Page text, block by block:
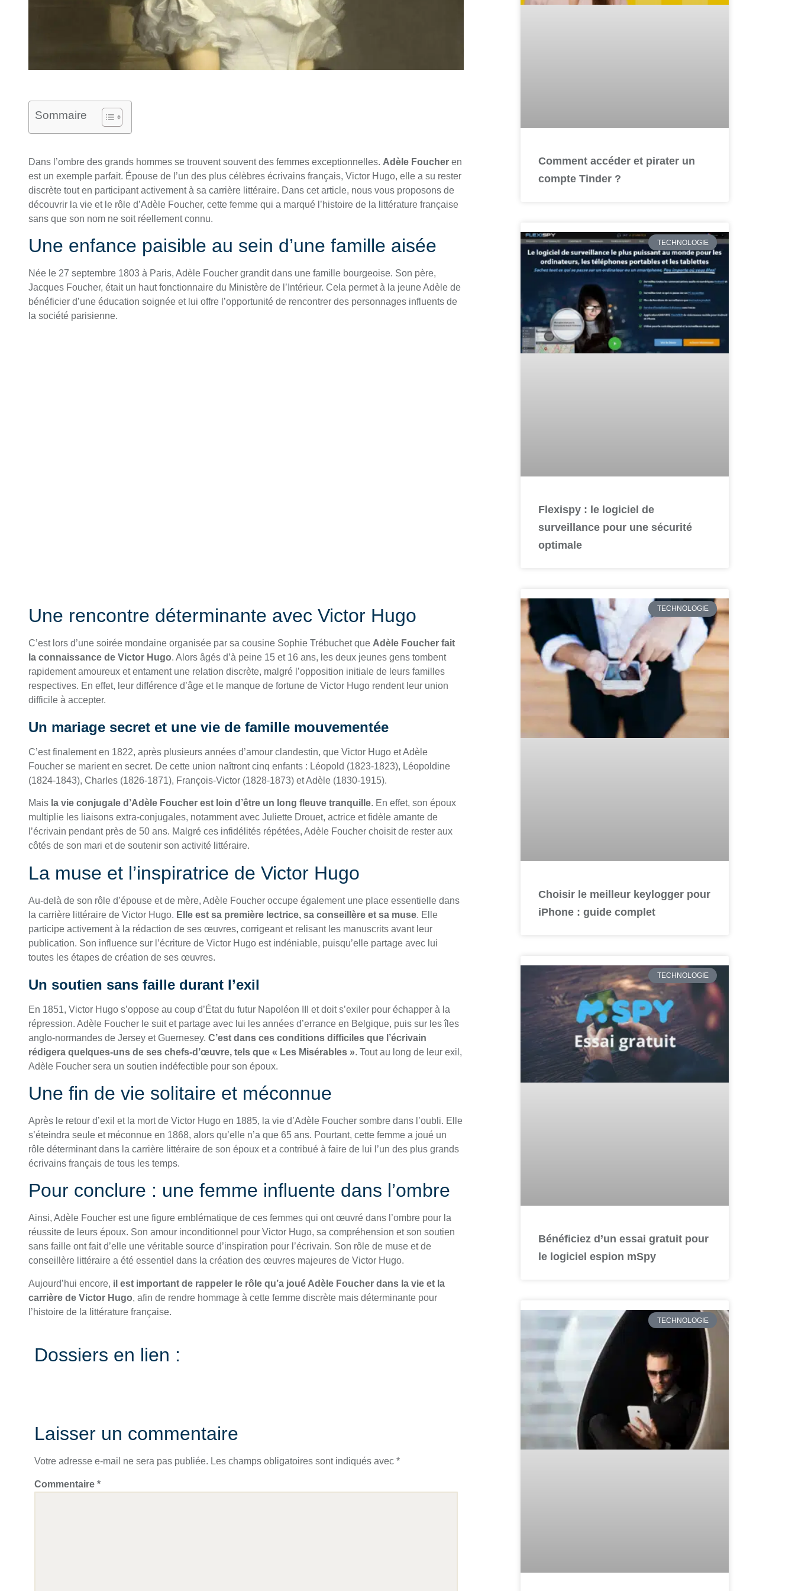
Sommaire
Dans l’ombre des grands hommes se trouvent souvent des femmes exceptionnelles. Adèle Foucher en
est un exemple parfait. Épouse de l’un des plus célèbres écrivains français, Victor Hugo, elle a su rester
discrète tout en participant activement à sa carrière littéraire. Dans cet article, nous vous proposons de
découvrir la vie et le rôle d’Adèle Foucher, cette femme qui a marqué l’histoire de la littérature française
sans que son nom ne soit réellement connu.
Une enfance paisible au sein d’une famille aisée
Née le 27 septembre 1803 à Paris, Adèle Foucher grandit dans une famille bourgeoise. Son père,
Jacques Foucher, était un haut fonctionnaire du Ministère de l’Intérieur. Cela permet à la jeune Adèle de
bénéficier d’une éducation soignée et lui offre l’opportunité de rencontrer des personnages influents de
la société parisienne.
Une rencontre déterminante avec Victor Hugo
C’est lors d’une soirée mondaine organisée par sa cousine Sophie Trébuchet que Adèle Foucher fait
la connaissance de Victor Hugo. Alors âgés d’à peine 15 et 16 ans, les deux jeunes gens tombent
rapidement amoureux et entament une relation discrète, malgré l’opposition initiale de leurs familles
respectives. En effet, leur différence d’âge et le manque de fortune de Victor Hugo rendent leur union
difficile à accepter.
Un mariage secret et une vie de famille mouvementée
C’est finalement en 1822, après plusieurs années d’amour clandestin, que Victor Hugo et Adèle
Foucher se marient en secret. De cette union naîtront cinq enfants : Léopold (1823-1823), Léopoldine
(1824-1843), Charles (1826-1871), François-Victor (1828-1873) et Adèle (1830-1915).
Mais la vie conjugale d’Adèle Foucher est loin d’être un long fleuve tranquille. En effet, son époux
multiplie les liaisons extra-conjugales, notamment avec Juliette Drouet, actrice et fidèle amante de
l’écrivain pendant près de 50 ans. Malgré ces infidélités répétées, Adèle Foucher choisit de rester aux
côtés de son mari et de soutenir son activité littéraire.
La muse et l’inspiratrice de Victor Hugo
Au-delà de son rôle d’épouse et de mère, Adèle Foucher occupe également une place essentielle dans
la carrière littéraire de Victor Hugo. Elle est sa première lectrice, sa conseillère et sa muse. Elle
participe activement à la rédaction de ses œuvres, corrigeant et relisant les manuscrits avant leur
publication. Son influence sur l’écriture de Victor Hugo est indéniable, puisqu’elle partage avec lui
toutes les étapes de création de ses œuvres.
Un soutien sans faille durant l’exil
En 1851, Victor Hugo s’oppose au coup d’État du futur Napoléon III et doit s’exiler pour échapper à la
répression. Adèle Foucher le suit et partage avec lui les années d’errance en Belgique, puis sur les îles
anglo-normandes de Jersey et Guernesey. C’est dans ces conditions difficiles que l’écrivain
rédigera quelques-uns de ses chefs-d’œuvre, tels que « Les Misérables ». Tout au long de leur exil,
Adèle Foucher sera un soutien indéfectible pour son époux.
Une fin de vie solitaire et méconnue
Après le retour d’exil et la mort de Victor Hugo en 1885, la vie d’Adèle Foucher sombre dans l’oubli. Elle
s’éteindra seule et méconnue en 1868, alors qu’elle n’a que 65 ans. Pourtant, cette femme a joué un
rôle déterminant dans la carrière littéraire de son époux et a contribué à faire de lui l’un des plus grands
écrivains français de tous les temps.
Pour conclure : une femme influente dans l’ombre
Ainsi, Adèle Foucher est une figure emblématique de ces femmes qui ont œuvré dans l’ombre pour la
réussite de leurs époux. Son amour inconditionnel pour Victor Hugo, sa compréhension et son soutien
sans faille ont fait d’elle une véritable source d’inspiration pour l’écrivain. Son rôle de muse et de
conseillère littéraire a été essentiel dans la création des œuvres majeures de Victor Hugo.
Aujourd’hui encore, il est important de rappeler le rôle qu’a joué Adèle Foucher dans la vie et la
carrière de Victor Hugo, afin de rendre hommage à cette femme discrète mais déterminante pour
l’histoire de la littérature française.
Dossiers en lien :
Laisser un commentaire
Votre adresse e-mail ne sera pas publiée. Les champs obligatoires sont indiqués avec *
Commentaire *
Comment accéder et pirater un
compte Tinder ?
TECHNOLOGIE
Flexispy : le logiciel de
surveillance pour une sécurité
optimale
TECHNOLOGIE
Choisir le meilleur keylogger pour
iPhone : guide complet
TECHNOLOGIE
Bénéficiez d’un essai gratuit pour
le logiciel espion mSpy
TECHNOLOGIE